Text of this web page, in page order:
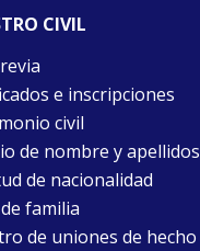
CIVIL
e inscripciones
civil
de nombre y apellidos
de nacionalidad
familia
de uniones de hecho